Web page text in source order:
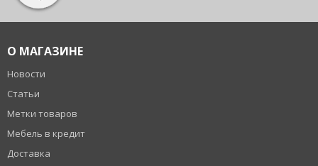
О МАГАЗИНЕ
Новости
Статьи
Метки товаров
Мебель в кредит
Доставка